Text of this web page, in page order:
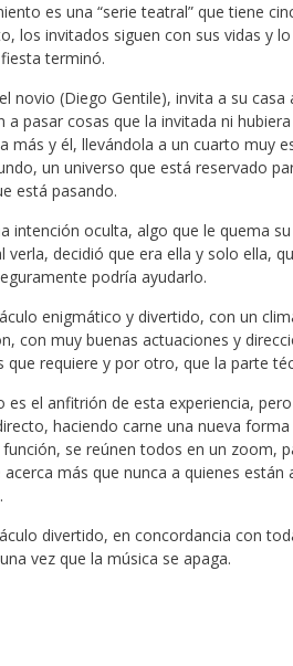
es una “serie teatral” que tiene
los invitados siguen con sus vidas y
terminó.
novio (Diego Gentile), invita a su
a pasar cosas que la invitada ni
más y él, llevándola a un cuarto muy
un universo que está reservado
está pasando.
intención oculta, algo que le quema
verla, decidió que era ella y solo ella,
podría ayudarlo.
enigmático y divertido, con un
con muy buenas actuaciones y
que requiere y por otro, que la parte
es el anfitrión de esta experiencia,
haciendo carne una nueva
se reúnen todos en un zoom,
acerca más que nunca a quienes
divertido, en concordancia con
vez que la música se apaga.